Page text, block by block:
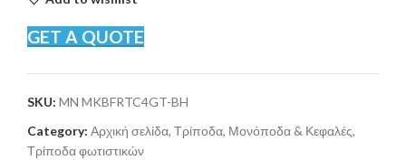
GET A QUOTE
SKU: MN MKBFRTC4GT-BH
Category: Αρχική σελίδα, Τρίποδα, Μονόποδα & Κεφαλές,
Τρίποδα φωτιστικών